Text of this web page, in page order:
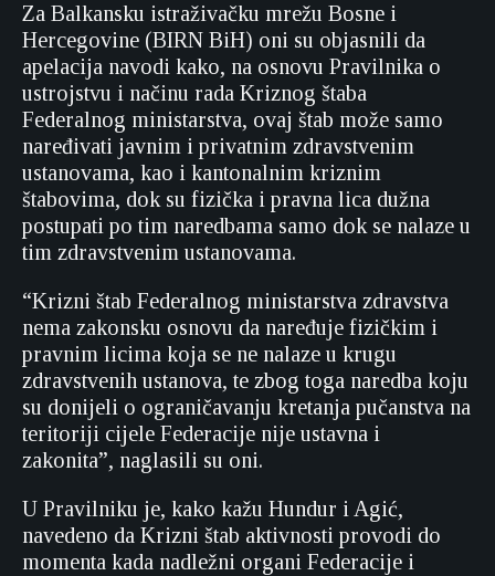
Za Balkansku istraživačku mrežu Bosne i
Hercegovine (BIRN BiH) oni su objasnili da
apelacija navodi kako, na osnovu Pravilnika o
ustrojstvu i načinu rada Kriznog štaba
Federalnog ministarstva, ovaj štab može samo
naređivati javnim i privatnim zdravstvenim
ustanovama, kao i kantonalnim kriznim
štabovima, dok su fizička i pravna lica dužna
postupati po tim naredbama samo dok se nalaze u
tim zdravstvenim ustanovama.
“Krizni štab Federalnog ministarstva zdravstva
nema zakonsku osnovu da naređuje fizičkim i
pravnim licima koja se ne nalaze u krugu
zdravstvenih ustanova, te zbog toga naredba koju
su donijeli o ograničavanju kretanja pučanstva na
teritoriji cijele Federacije nije ustavna i
zakonita”, naglasili su oni.
U Pravilniku je, kako kažu Hundur i Agić,
navedeno da Krizni štab aktivnosti provodi do
momenta kada nadležni organi Federacije i